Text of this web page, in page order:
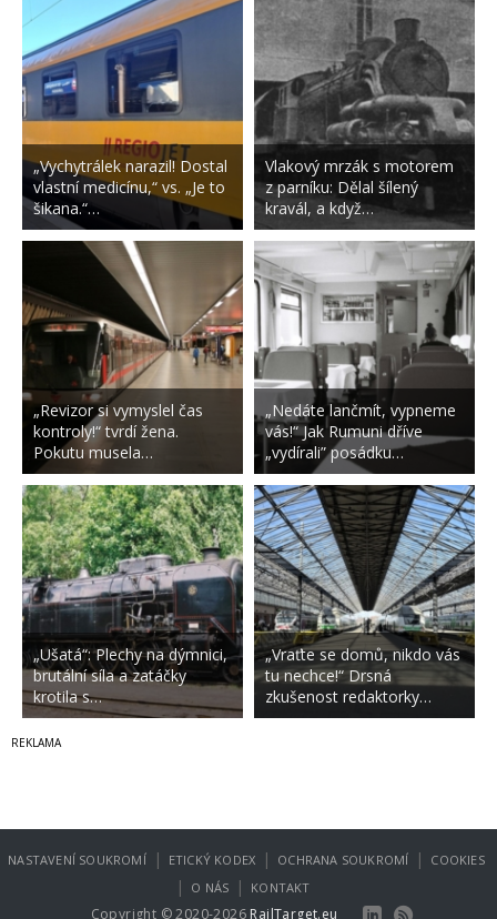
„Vychytrálek narazil! Dostal
vlastní medicínu,“ vs. „Je to
šikana.“…
„Revizor si vymyslel čas
kontroly!“ tvrdí žena.
Pokutu musela…
„Ušatá“: Plechy na dýmnici,
brutální síla a zatáčky
krotila s…
Vlakový mrzák s motorem
z parníku: Dělal šílený
kravál, a když…
„Nedáte lančmít, vypneme
vás!“ Jak Rumuni dříve
„vydírali” posádku…
„Vraťte se domů, nikdo vás
tu nechce!“ Drsná
zkušenost redaktorky…
NASTAVENÍ SOUKROMÍ | ETICKÝ KODEX | OCHRANA SOUKROMÍ | COOKIES
| O NÁS | KONTAKT
Copyright © 2020-2026 RailTarget.eu